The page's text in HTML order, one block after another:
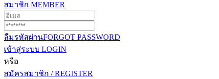
สมาชิก MEMBER
ลืมรหัสผ่านFORGOT PASSWORD
เข้าสู่ระบบ LOGIN
หรือ
สมัครสมาชิก / REGISTER